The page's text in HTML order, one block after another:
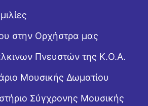
στην Ορχήστρα μας
Πνευστών της Κ.Ο.Α.
Μουσικής Δωματίου
Σύγχρονης Μουσικής